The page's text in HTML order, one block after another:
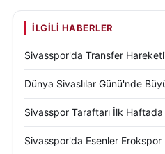
İLGILI HABERLER
Sivasspor'da Transfer
Dünya Sivaslılar Günü'nde
Sivasspor Taraftarı İlk Haftada
Sivasspor'da Esenler Erokspor